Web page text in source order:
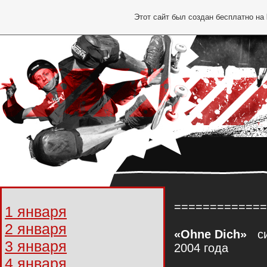
1 января
2 января
3 января
4 января
«Ohne Dich»
2004 года
Этот сайт был создан бесплатно на
* *